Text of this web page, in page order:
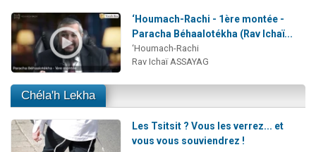
‘Houmach-Rachi - 1ère montée -
Paracha Béhaalotékha (Rav Ichaï...
‘Houmach-Rachi
Rav Ichaï ASSAYAG
Chéla'h Lekha
Les Tsitsit ? Vous les verrez... et
vous vous souviendrez !